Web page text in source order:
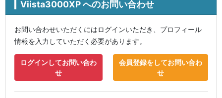
Viista3000XP へのお問い合わせ
お問い合わせいただくにはログインいただき、プロフィール
情報を入力していただく必要があります。
ログインしてお問い合わ
せ
会員登録をしてお問い合わ
せ